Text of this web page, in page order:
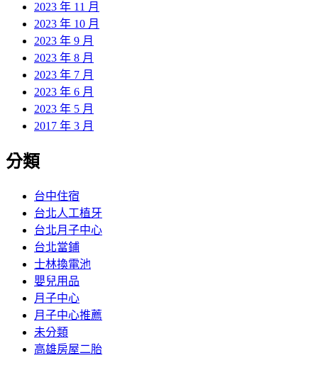
2023 年 11 月
2023 年 10 月
2023 年 9 月
2023 年 8 月
2023 年 7 月
2023 年 6 月
2023 年 5 月
2017 年 3 月
分類
台中住宿
台北人工植牙
台北月子中心
台北當鋪
士林換電池
嬰兒用品
月子中心
月子中心推薦
未分類
高雄房屋二胎